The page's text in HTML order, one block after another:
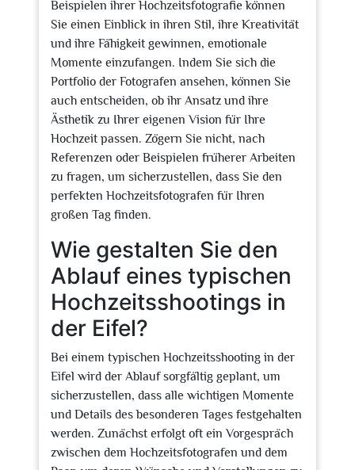
Beispielen ihrer Hochzeitsfotografie können
Sie einen Einblick in ihren Stil, ihre Kreativität
und ihre Fähigkeit gewinnen, emotionale
Momente einzufangen. Indem Sie sich die
Portfolio der Fotografen ansehen, können Sie
auch entscheiden, ob ihr Ansatz und ihre
Ästhetik zu Ihrer eigenen Vision für Ihre
Hochzeit passen. Zögern Sie nicht, nach
Referenzen oder Beispielen früherer Arbeiten
zu fragen, um sicherzustellen, dass Sie den
perfekten Hochzeitsfotografen für Ihren
großen Tag finden.
Wie gestalten Sie den
Ablauf eines typischen
Hochzeitsshootings in
der Eifel?
Bei einem typischen Hochzeitsshooting in der
Eifel wird der Ablauf sorgfältig geplant, um
sicherzustellen, dass alle wichtigen Momente
und Details des besonderen Tages festgehalten
werden. Zunächst erfolgt oft ein Vorgespräch
zwischen dem Hochzeitsfotografen und dem